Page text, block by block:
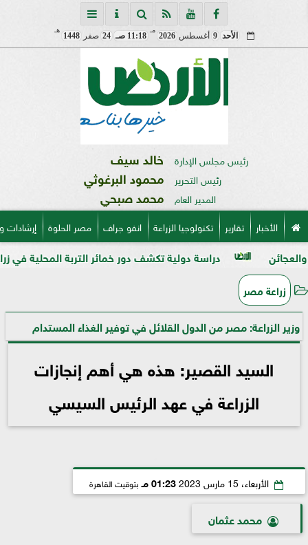
الأحد 9 أغسطس2026
مـ
11:18 صـ 24 صفر1448
هـ
رئيس مجلس الإدارة خالد سيف
رئيس التحرير محمود البرغوثي
المدير العام محمد صبحي
الأخبار تقارير تكنولوجيا الزراعة انفو جراف مصر الحلوة
دراسة دولية تكشف دور خمائر التربة المحلية في زراعة
زراعة مصر
وزير الزراعة: مصر من الدول القلائل في توفير الغذاء المستدام
السيد القصير: هذه هي أهم إنجازات
الزراعة في عهد الرئيس السيسي
الأربعاء، 15 مارس 2023 01:23 مـ بتوقيت القاهرة
محمد عثمان